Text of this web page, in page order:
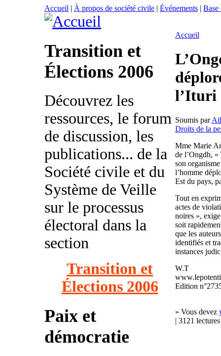
Accueil | À propos de société civile | Événements | Base
Transition et
Élections 2006
Découvrez les
ressources, le forum
de discussion, les
publications... de la
Société civile et du
Système de Veille
sur le processus
électoral dans la
section
Transition et
Élections 2006
Paix et
démocratie
Accueil
l’Ituri
Soumis par
Droits de la
Mme Marie
de l’Ongdh, «
son
l’homme
Est du pays,
Tout en
actes de
noires »,
soit
que les
identifiés et
instances
W.T
Edition
» Vous devez
| 3121 lectures